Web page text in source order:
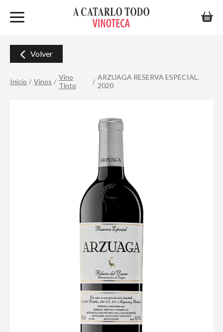
Inicio Vinos
Vino
Tinto
ARZUAGA RESERVA ESPECIAL.
2020
Volver